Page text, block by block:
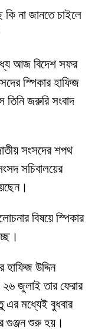
কি না জানতে চাইলে
আজ বিদেশ সফর
স্পিকার হাফিজ
জরুরি সংবাদ
সংসদের শপথ
সচিবালয়ের
বিষয়ে স্পিকার
হাফিজ উদ্দিন
জুলাই তার ফেরার
এর মধ্যেই বুধবার
গুঞ্জন শুরু হয়।